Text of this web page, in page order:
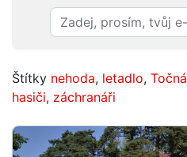
Štítky nehoda, letadlo, Točná
hasiči, záchranáři